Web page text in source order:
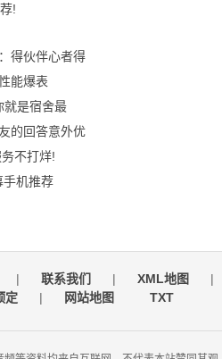
!
得伙伴心者得
能爆表
就是宿舍最
的回答意外优
不打烊!
手机推荐
| 联系我们 | XML地图
|
定 | 网站地图 TXT